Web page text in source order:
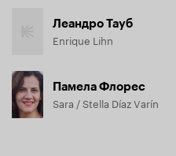
Леандро Тауб
Enrique Lihn
Памела Флорес
Sara / Stella Díaz Varín